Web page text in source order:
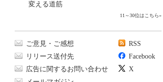
変える道筋
11～30位はこちら»
ご意見・ご感想
リリース送付先
広告に関するお問い合わせ
RSS
Facebook
X